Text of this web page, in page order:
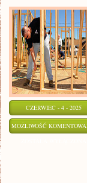
CZERWIEC - 4 - 2025
MOŻLIWOŚĆ